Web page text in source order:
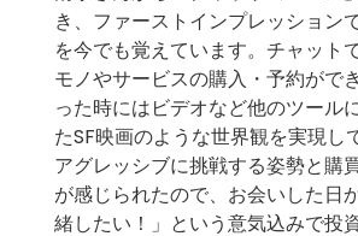
き、ファーストインプレッション
を今でも覚えています。チャット
モノやサービスの購入・予約がで
った時にはビデオなど他のツール
たSF映画のような世界観を実現し
アグレッシブに挑戦する姿勢と購
が感じられたので、お会いした日
緒したい！」という意気込みで投